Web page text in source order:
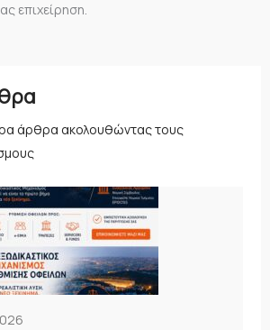
επιχείρηση.
άρθρα ακολουθώντας τους